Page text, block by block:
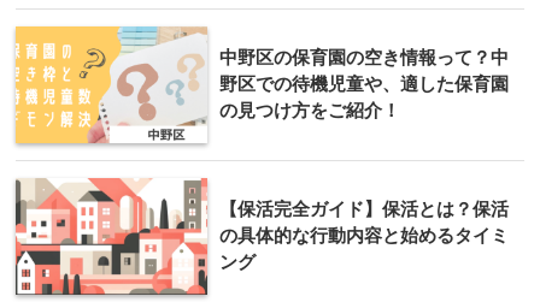
中野区の保育園の空き情報って？中
野区での待機児童や、適した保育園
の見つけ方をご紹介！
【保活完全ガイド】保活とは？保活
の具体的な行動内容と始めるタイミ
ング